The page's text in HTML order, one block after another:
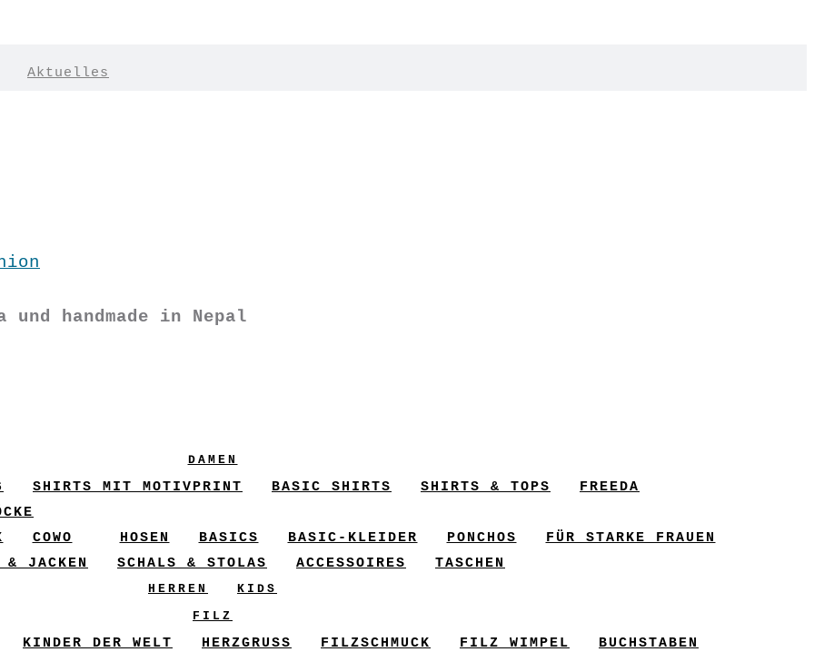
Aktuelles
handmade in Nepal
DAMEN
SHIRTS MIT MOTIVPRINT BASIC SHIRTS SHIRTS & TOPS FREEDA
COWO HOSEN BASICS BASIC-KLEIDER PONCHOS
FÜR STARKE FRAUEN
& JACKEN
SCHALS & STOLAS ACCESSOIRES TASCHEN
HERREN
KIDS
FILZ
KINDER DER WELT HERZGRUSS FILZSCHMUCK FILZ WIMPEL
BUCHSTABEN